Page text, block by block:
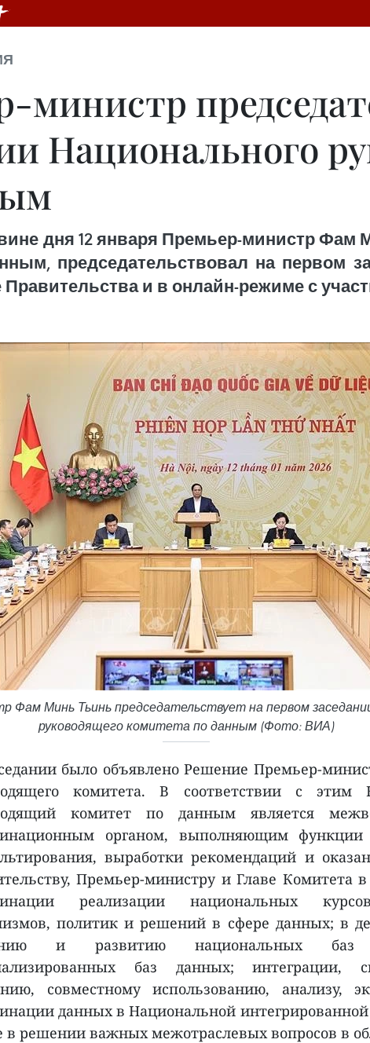
министр
Национального
дня 12 января Премьер-министр Фам
председательствовал на первом
и в онлайн-режиме с
Фам Минь Тьинь председательствует на первом
руководящего комитета по данным (Фото: ВИА)
было объявлено Решение Премьер-
комитета. В соответствии с этим
комитет по данным является
органом, выполняющим функции
выработки рекомендаций и
Премьер-министру и Главе Комитета в
реализации национальных
политик и решений в сфере данных; в
и развитию национальных
баз данных; интеграции,
совместному использованию, анализу,
данных в Национальной
в решении важных межотраслевых вопросов в